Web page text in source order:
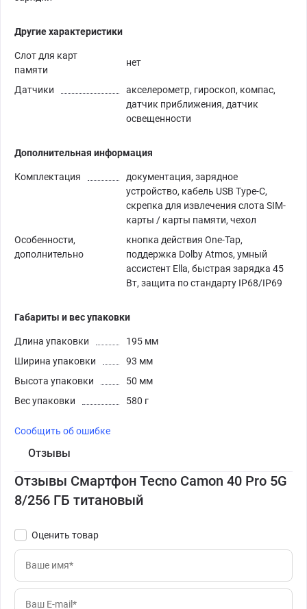
Другие характеристики
Слот для карт
памяти
нет
Датчики
акселерометр, гироскоп, компас,
датчик приближения, датчик
освещенности
Дополнительная информация
Комплектация
документация, зарядное
устройство, кабель USB Type-C,
скрепка для извлечения слота SIM-
карты / карты памяти, чехол
Особенности,
дополнительно
кнопка действия One-Tap,
поддержка Dolby Atmos, умный
ассистент Ella, быстрая зарядка 45
Вт, защита по стандарту IP68/IP69
Габариты и вес упаковки
Длина упаковки
195 мм
Ширина упаковки
93 мм
Высота упаковки
50 мм
Вес упаковки
580 г
Сообщить об ошибке
Отзывы
Отзывы Смартфон Tecno Camon 40 Pro 5G
8/256 ГБ титановый
Оценить товар